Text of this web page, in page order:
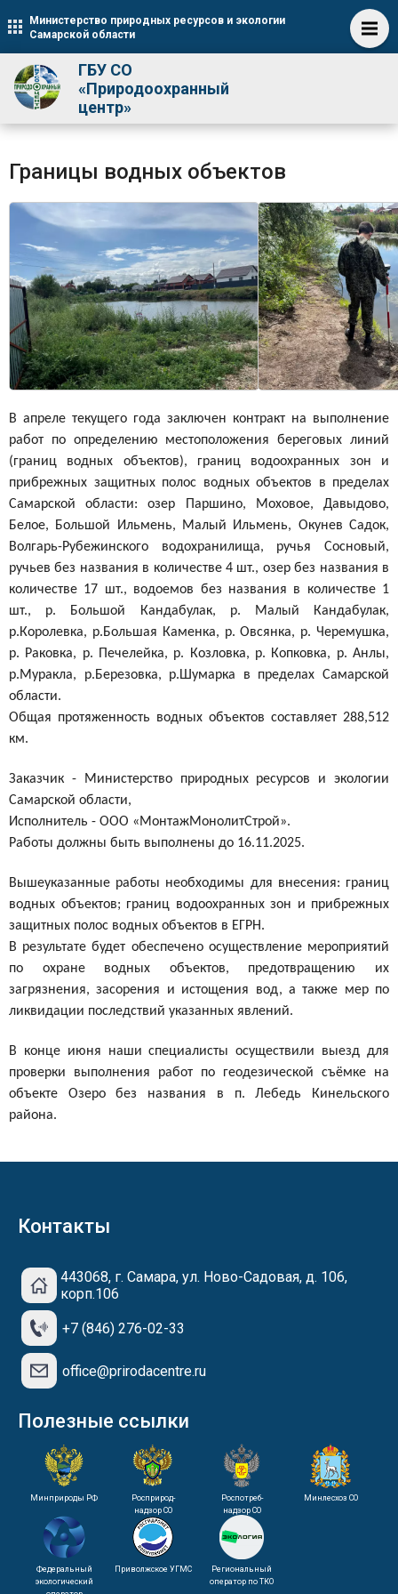
ГБУ СО
«Природоохранный
центр»
Границы водных объектов
В апреле текущего года заключен контракт на выполнение
работ по определению местоположения береговых линий
(границ водных объектов), границ водоохранных зон и
прибрежных защитных полос водных объектов в пределах
Самарской области: озер Паршино, Моховое, Давыдово,
Белое, Большой Ильмень, Малый Ильмень, Окунев Садок,
Волгарь-Рубежинского водохранилища, ручья Сосновый,
ручьев без названия в количестве 4 шт., озер без названия в
количестве 17 шт., водоемов без названия в количестве 1
шт., р. Большой Кандабулак, р. Малый Кандабулак,
р.Королевка, р.Большая Каменка, р. Овсянка, р. Черемушка,
р. Раковка, р. Печелейка, р. Козловка, р. Копковка, р. Анлы,
р.Муракла, р.Березовка, р.Шумарка в пределах Самарской
области.
Общая протяженность водных объектов составляет 288,512
км.
Заказчик - Министерство природных ресурсов и экологии
Самарской области,
Исполнитель - ООО «МонтажМонолитСтрой».
Работы должны быть выполнены до 16.11.2025.
Вышеуказанные работы необходимы для внесения: границ
водных объектов; границ водоохранных зон и прибрежных
защитных полос водных объектов в ЕГРН.
В результате будет обеспечено осуществление мероприятий
по охране водных объектов, предотвращению их
загрязнения, засорения и истощения вод, а также мер по
ликвидации последствий указанных явлений.
В конце июня наши специалисты осуществили выезд для
проверки выполнения работ по геодезической съёмке на
объекте Озеро без названия в п. Лебедь Кинельского
района.
Министерство природных ресурсов и экологии
Самарской области
Контакты
443068, г. Самара, ул. Ново-Садовая, д. 106,
корп.106
+7 (846) 276-02-33
office@prirodacentre.ru
Полезные ссылки
Минприроды РФ
Росприрод-
надзор СО
Роспотреб-
надзор СО
Минлесхоз СО
Федеральный
экологический
Приволжское УГМС
Региональный
оператор по ТКО